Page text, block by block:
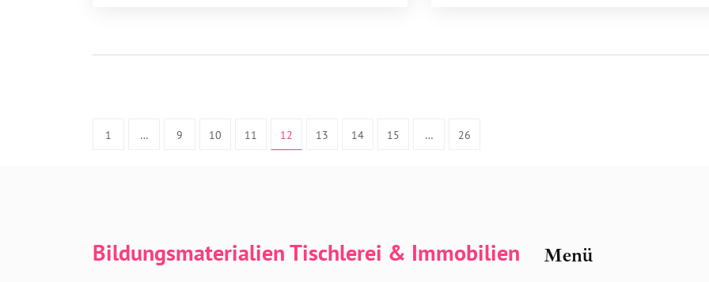
1 … 9 10 11 12 13 14 15 … 26
Bildungsmaterialien Tischlerei & Immobilien Menü